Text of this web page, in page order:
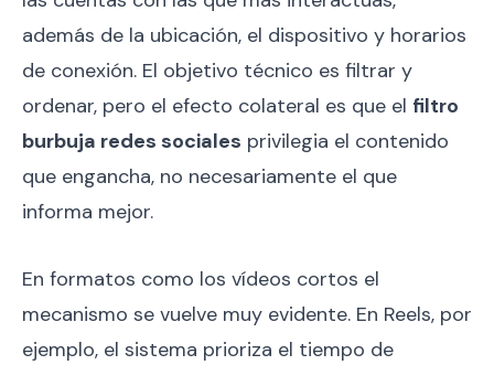
además de la ubicación, el dispositivo y horarios
de conexión. El objetivo técnico es filtrar y
ordenar, pero el efecto colateral es que el filtro
burbuja redes sociales privilegia el contenido
que engancha, no necesariamente el que
informa mejor.
En formatos como los vídeos cortos el
mecanismo se vuelve muy evidente. En Reels, por
ejemplo, el sistema prioriza el tiempo de